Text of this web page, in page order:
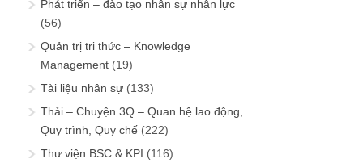
Phát triển – đào tạo nhân sự nhân lực
(56)
Quản trị tri thức – Knowledge
Management (19)
Tài liệu nhân sự (133)
Thải – Chuyện 3Q – Quan hệ lao động,
Quy trình, Quy chế (222)
Thư viện BSC & KPI (116)